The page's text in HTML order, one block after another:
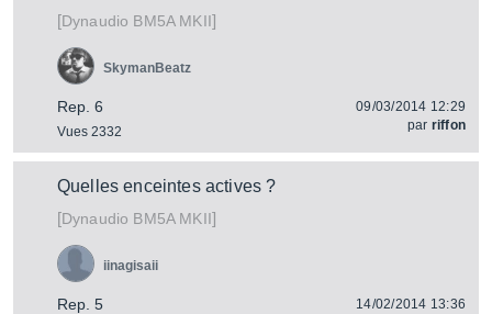
[Dynaudio BM5A MKII]
Rep. 6
Vues 2332
SkymanBeatz
09/03/2014 12:29
par riffon
Quelles enceintes actives ?
[Dynaudio BM5A MKII]
Rep. 5
iinagisaii
14/02/2014 13:36